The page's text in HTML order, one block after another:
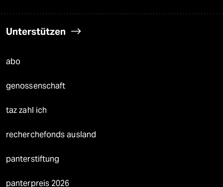
Unterstützen
abo
genossenschaft
taz zahl ich
recherchefonds ausland
panterstiftung
panterpreis 2026